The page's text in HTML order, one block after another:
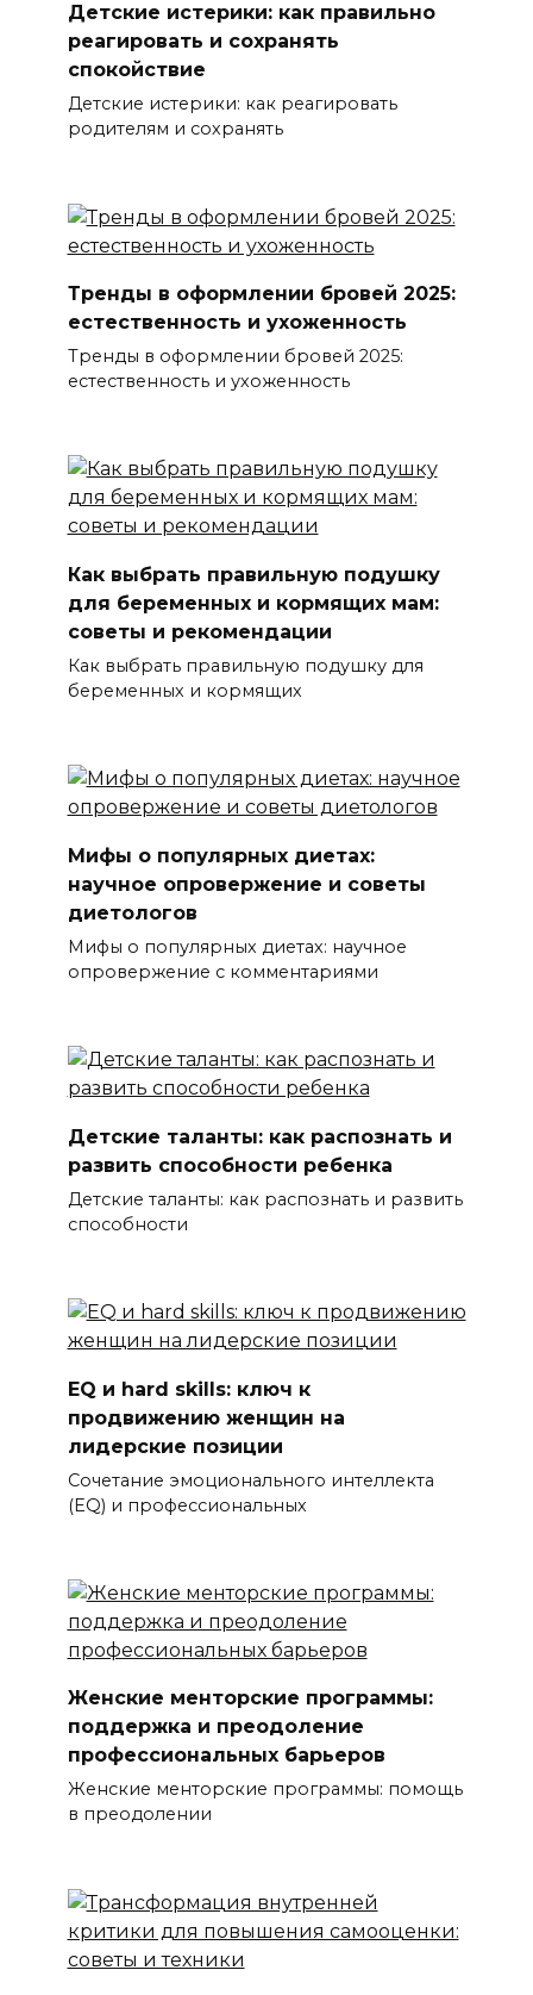
Детские истерики: как правильно
реагировать и сохранять
спокойствие
Детские истерики: как реагировать
родителям и сохранять
Тренды в оформлении бровей 2025:
естественность и ухоженность
Тренды в оформлении бровей 2025:
естественность и ухоженность
Как выбрать правильную подушку
для беременных и кормящих мам:
советы и рекомендации
Как выбрать правильную подушку для
беременных и кормящих
Мифы о популярных диетах:
научное опровержение и советы
диетологов
Мифы о популярных диетах: научное
опровержение с комментариями
Детские таланты: как распознать и
развить способности ребенка
Детские таланты: как распознать и развить
способности
EQ и hard skills: ключ к
продвижению женщин на
лидерские позиции
Сочетание эмоционального интеллекта
(EQ) и профессиональных
Женские менторские программы:
поддержка и преодоление
профессиональных барьеров
Женские менторские программы: помощь
в преодолении